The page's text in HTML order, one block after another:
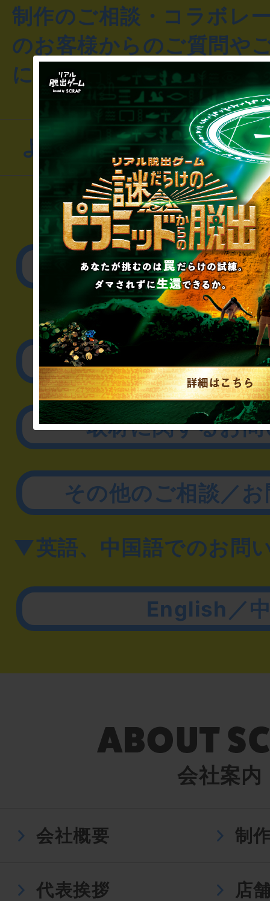
制作のご相談・コラボレ
のお客様からのご質問や
にお問い合わせください
よくあるお問い合わせ
▼一般のお客様
公演内容、チケット
▼企業／法人の方
リアル脱出ゲーム制作
取材に関するお
その他のご相談／
▼英語、中国語でのお問
English／
会社案内
会社概要 制
代表挨拶 店